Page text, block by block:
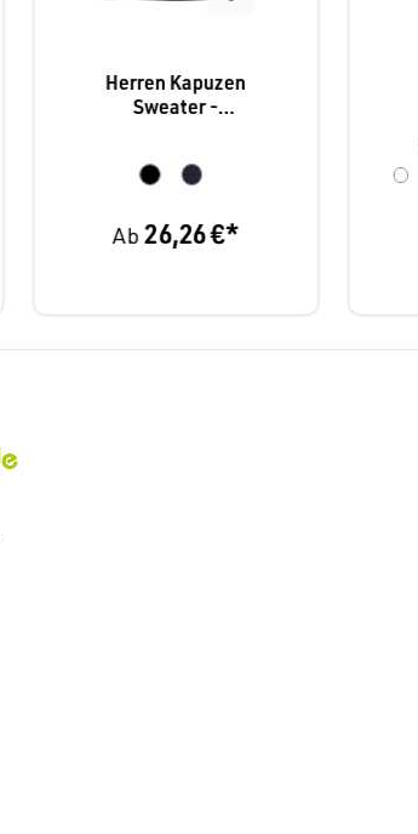
Herren Kapuzen
Sweater -
Ab 26,26 €*